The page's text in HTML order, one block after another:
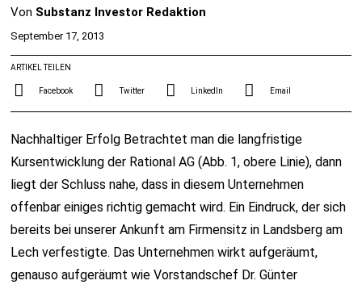
Von Substanz Investor Redaktion
September 17, 2013
ARTIKEL TEILEN
Facebook Twitter LinkedIn Email
Nachhaltiger Erfolg Betrachtet man die langfristige
Kursentwicklung der Rational AG (Abb. 1, obere Linie), dann
liegt der Schluss nahe, dass in diesem Unternehmen
offenbar einiges richtig gemacht wird. Ein Eindruck, der sich
bereits bei unserer Ankunft am Firmensitz in Landsberg am
Lech verfestigte. Das Unternehmen wirkt aufgeräumt,
genauso aufgeräumt wie Vorstandschef Dr. Günter